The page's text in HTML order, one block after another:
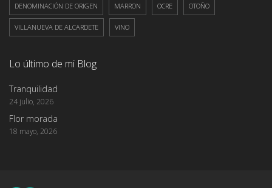
DENOMINACIÓN DE ORIGEN MARRON OCRE OTOÑO
VILLANUEVA DE ALCARDETE VINO
Lo último de mi Blog
Tranquilidad
24 julio, 2026
Flor morada
18 mayo, 2026